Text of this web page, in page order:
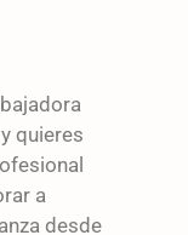
quieres
a
desde